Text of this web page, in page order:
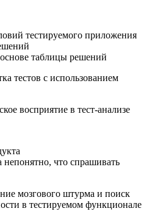
тестируемого приложения
таблицы решений
тестов с использованием
восприятие в тест-анализе
непонятно, что спрашивать
мозгового штурма и поиск
в тестируемом функционале